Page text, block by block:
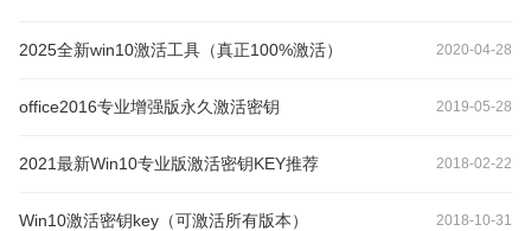
2025全新win10激活工具（真正100%激活） 2020-04-28
office2016专业增强版永久激活密钥 2019-05-28
2021最新Win10专业版激活密钥KEY推荐 2018-02-22
Win10激活密钥key（可激活所有版本） 2018-10-31